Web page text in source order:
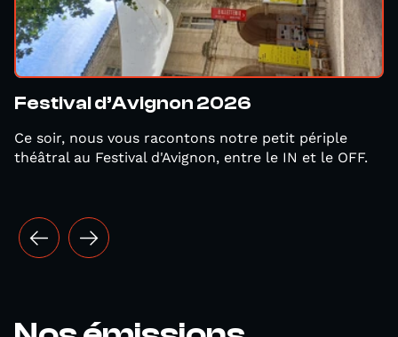
Festival d’Avignon 2026
Ce soir, nous vous racontons notre petit périple
théâtral au Festival d'Avignon, entre le IN et le OFF.